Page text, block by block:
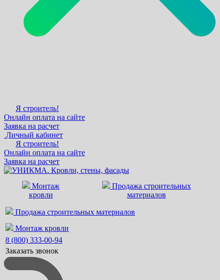
Я строитель!
Онлайн оплата на сайте
Заявка на расчет
Личный кабинет
Я строитель!
Онлайн оплата на сайте
Заявка на расчет
Монтаж
кровли
Продажа строительных
материалов
Продажа строительных материалов
Монтаж кровли
8 (800) 333-00-94
Заказать звонок